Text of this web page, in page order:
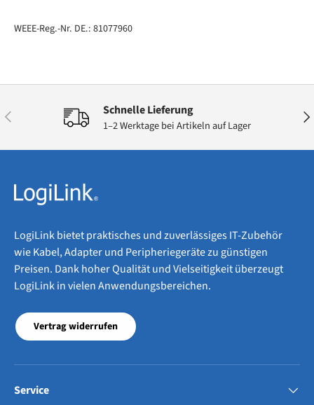
WEEE-Reg.-Nr. DE.: 81077960
Vorherige Schnelle Lieferung
1–2 Werktage bei Artikeln auf Lager
LogiLink bietet praktisches und zuverlässiges IT-Zubehör
wie Kabel, Adapter und Peripheriegeräte zu günstigen
Preisen. Dank hoher Qualität und Vielseitigkeit überzeugt
LogiLink in vielen Anwendungsbereichen.
Vertrag widerrufen
Service